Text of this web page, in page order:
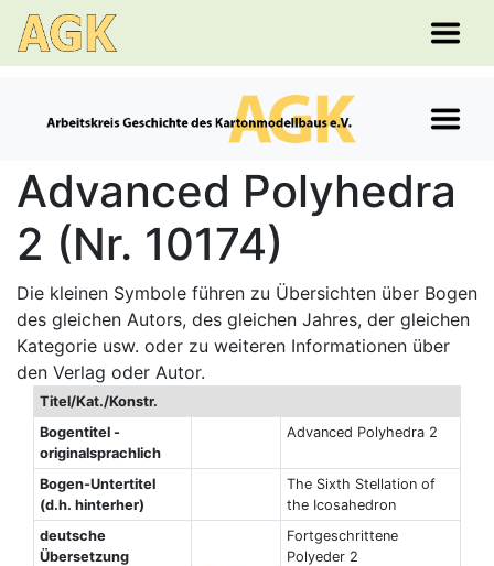
Advanced Polyhedra
2 (Nr. 10174)
Die kleinen Symbole führen zu Übersichten über Bogen
des gleichen Autors, des gleichen Jahres, der gleichen
Kategorie usw. oder zu weiteren Informationen über
den Verlag oder Autor.
Titel/Kat./Konstr.
Bogentitel -
originalsprachlich
Advanced Polyhedra 2
Bogen-Untertitel
(d.h. hinterher)
The Sixth Stellation of
the Icosahedron
deutsche
Übersetzung
Fortgeschrittene
Polyeder 2